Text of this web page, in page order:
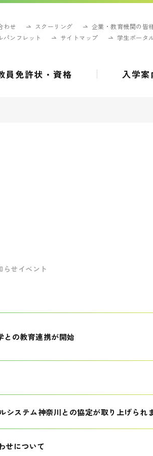
わせ スクーリング
企業・教育機関の皆
パンフレット
サイトマップ 学生ポータ
員免許状・資格 入学案
らせ イベント
との教育連携が開始
システム神奈川との協定が取り上げられ
せについて